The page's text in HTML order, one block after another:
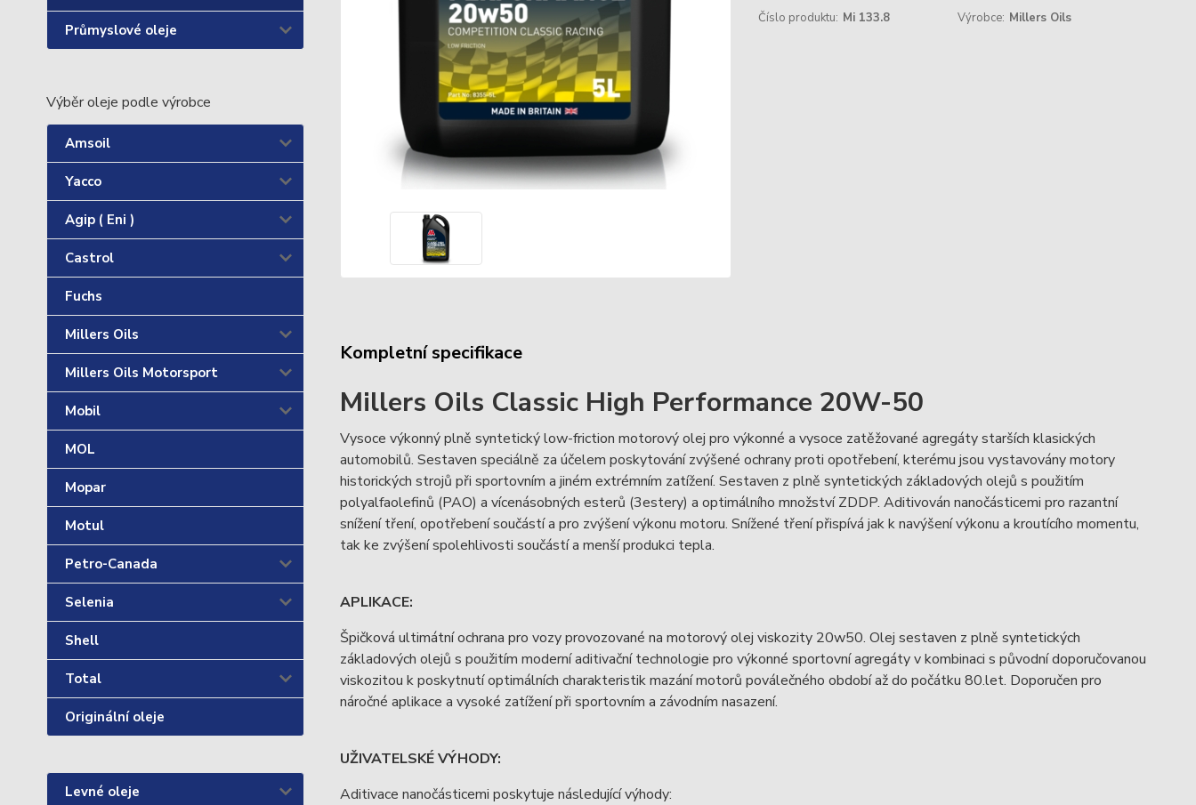
Průmyslové oleje
Výběr oleje podle výrobce
Amsoil
Yacco
Agip ( Eni )
Castrol
Fuchs
Millers Oils
Millers Oils Motorsport
Mobil
MOL
Mopar
Motul
Petro-Canada
Selenia
Shell
Total
Originální oleje
Levné oleje
Číslo produktu: Mi 133.8 Výrobce: Millers Oils
Kompletní specifikace
Millers Oils Classic High Performance 20W-50
Vysoce výkonný plně syntetický low-friction motorový olej pro výkonné a vysoce zatěžované agregáty starších klasických
automobilů. Sestaven speciálně za účelem poskytování zvýšené ochrany proti opotřebení, kterému jsou vystavovány motory
historických strojů při sportovním a jiném extrémním zatížení. Sestaven z plně syntetických základových olejů s použitím
polyalfaolefinů (PAO) a vícenásobných esterů (3estery) a optimálního množství ZDDP. Aditivován nanočásticemi pro razantní
snížení tření, opotřebení součástí a pro zvýšení výkonu motoru. Snížené tření přispívá jak k navýšení výkonu a kroutícího momentu,
tak ke zvýšení spolehlivosti součástí a menší produkci tepla.
APLIKACE:
Špičková ultimátní ochrana pro vozy provozované na motorový olej viskozity 20w50. Olej sestaven z plně syntetických
základových olejů s použitím moderní aditivační technologie pro výkonné sportovní agregáty v kombinaci s původní doporučovanou
viskozitou k poskytnutí optimálních charakteristik mazání motorů poválečného období až do počátku 80.let. Doporučen pro
náročné aplikace a vysoké zatížení při sportovním a závodním nasazení.
UŽIVATELSKÉ VÝHODY:
Aditivace nanočásticemi poskytuje následující výhody: